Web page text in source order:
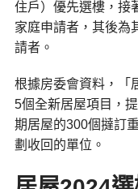
住戶）優先選樓，接
家庭申請者，其後為
請者。
根據房委會資料，「
5個全新居屋項目，
期居屋的300個撻訂
劃收回的單位。